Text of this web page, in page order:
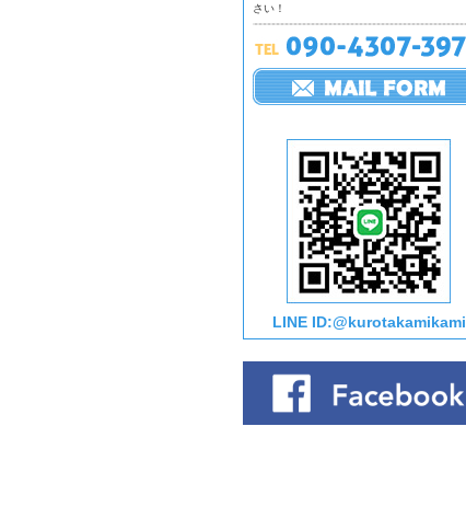
さい！
LINE ID:@kurotakamikami